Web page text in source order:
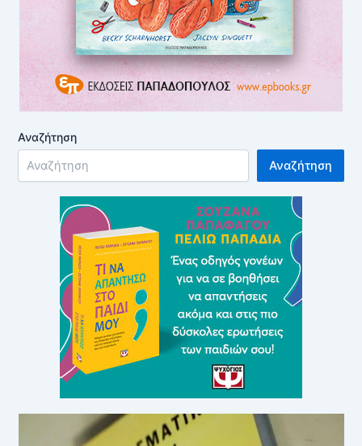
Αναζήτηση
Αναζήτηση